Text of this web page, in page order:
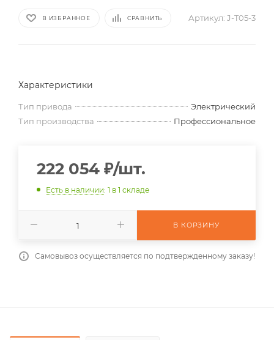
В ИЗБРАННОЕ СРАВНИТЬ Артикул: J-T05-3
Характеристики
Тип привода
Электрический
Тип производства
Профессиональное
222 054 ₽/шт.
Есть в наличии: 1 в 1 складе
В КОРЗИНУ
Самовывоз осуществляется по подтвержденному заказу!